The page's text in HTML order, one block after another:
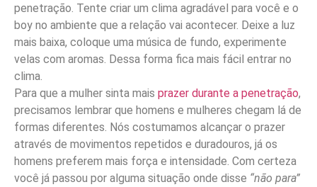
penetração. Tente criar um clima agradável para você e o
boy no ambiente que a relação vai acontecer. Deixe a luz
mais baixa, coloque uma música de fundo, experimente
velas com aromas. Dessa forma fica mais fácil entrar no
clima.
Para que a mulher sinta mais prazer durante a penetração,
precisamos lembrar que homens e mulheres chegam lá de
formas diferentes. Nós costumamos alcançar o prazer
através de movimentos repetidos e duradouros, já os
homens preferem mais força e intensidade. Com certeza
você já passou por alguma situação onde disse “não para”